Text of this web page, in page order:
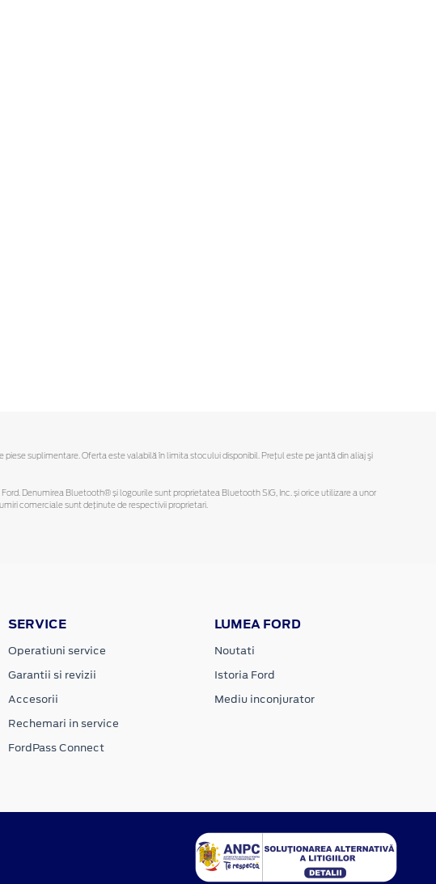
suplimentare. Oferta este valabilă în limita stocului disponibil. Preţul este pe jantă din aliaj şi
Denumirea Bluetooth® și logourile sunt proprietatea Bluetooth SIG, Inc. și orice utilizare a unor
comerciale sunt deținute de respectivii proprietari.
SERVICE
Operatiuni service
Garantii si revizii
Accesorii
Rechemari in service
FordPass Connect
LUMEA FORD
Noutati
Istoria Ford
Mediu inconjurator